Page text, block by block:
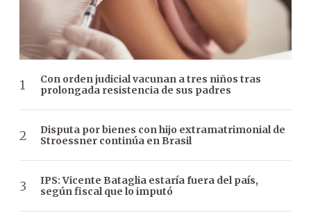
Con orden judicial vacunan a tres niños tras
prolongada resistencia de sus padres
Disputa por bienes con hijo extramatrimonial de
Stroessner continúa en Brasil
IPS: Vicente Bataglia estaría fuera del país,
según fiscal que lo imputó